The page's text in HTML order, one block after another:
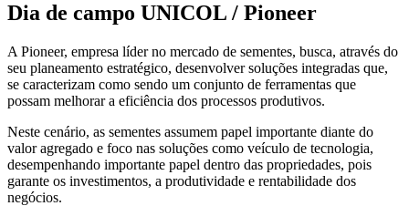
Dia de campo UNICOL / Pioneer
A Pioneer, empresa líder no mercado de sementes, busca, através do
seu planeamento estratégico, desenvolver soluções integradas que,
se caracterizam como sendo um conjunto de ferramentas que
possam melhorar a eficiência dos processos produtivos.
Neste cenário, as sementes assumem papel importante diante do
valor agregado e foco nas soluções como veículo de tecnologia,
desempenhando importante papel dentro das propriedades, pois
garante os investimentos, a produtividade e rentabilidade dos
negócios.